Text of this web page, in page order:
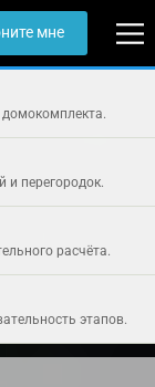
мне
и перегородок.
расчёта.
этапов.